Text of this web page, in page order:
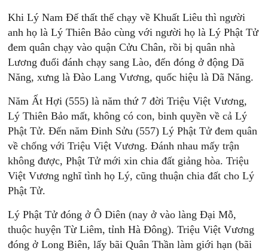
Khi Lý Nam Đế thất thế chạy về Khuất Liêu thì người
anh họ là Lý Thiên Bảo cùng với người họ là Lý Phật Tử
đem quân chạy vào quận Cửu Chân, rồi bị quân nhà
Lương đuổi đánh chạy sang Lào, đến đóng ở động Dã
Năng, xưng là Đào Lang Vương, quốc hiệu là Dã Năng.
Năm Ất Hợi (555) là năm thứ 7 đời Triệu Việt Vương,
Lý Thiên Bảo mất, không có con, binh quyền về cả Lý
Phật Tử. Đến năm Đinh Sửu (557) Lý Phật Tử đem quân
về chống với Triệu Việt Vương. Đánh nhau mấy trận
không được, Phật Tử mới xin chia đất giảng hòa. Triệu
Việt Vương nghĩ tình họ Lý, cũng thuận chia đất cho Lý
Phật Tử.
Lý Phật Tử đóng ở Ô Diên (nay ở vào làng Đại Mỗ,
thuộc huyện Từ Liêm, tỉnh Hà Đông). Triệu Việt Vương
đóng ở Long Biên, lấy bãi Quân Thần làm giới hạn (bãi